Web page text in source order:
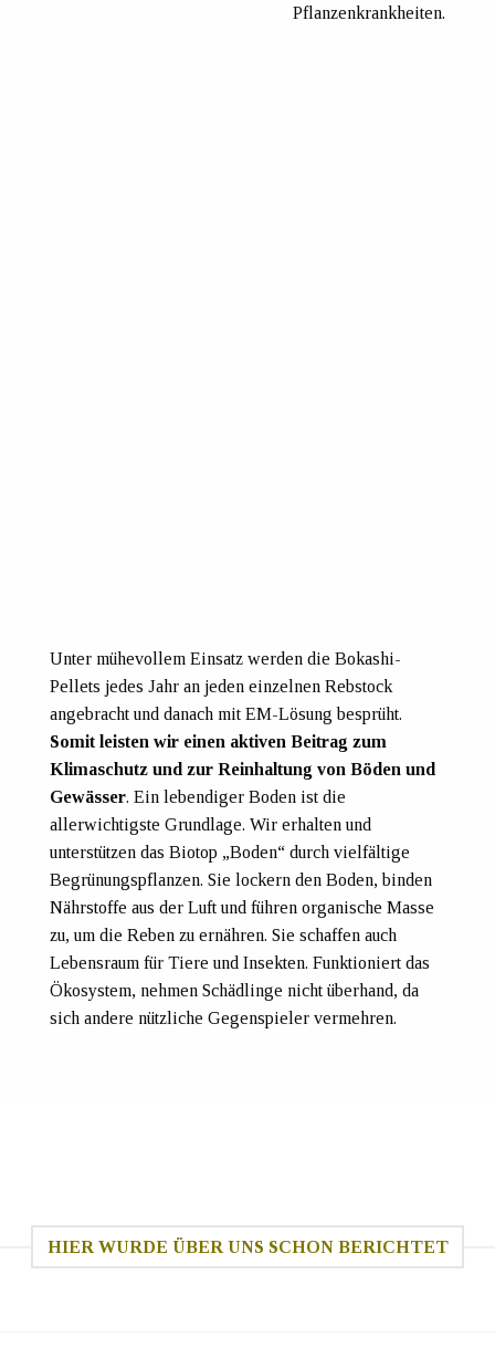
Pflanzenkrankheiten.
Unter mühevollem Einsatz werden die Bokashi-
Pellets jedes Jahr an jeden einzelnen Rebstock
angebracht und danach mit EM-Lösung besprüht.
Somit leisten wir einen aktiven Beitrag zum
Klimaschutz und zur Reinhaltung von Böden und
Gewässer. Ein lebendiger Boden ist die
allerwichtigste Grundlage. Wir erhalten und
unterstützen das Biotop „Boden“ durch vielfältige
Begrünungspflanzen. Sie lockern den Boden, binden
Nährstoffe aus der Luft und führen organische Masse
zu, um die Reben zu ernähren. Sie schaffen auch
Lebensraum für Tiere und Insekten. Funktioniert das
Ökosystem, nehmen Schädlinge nicht überhand, da
sich andere nützliche Gegenspieler vermehren.
HIER WURDE ÜBER UNS SCHON BERICHTET